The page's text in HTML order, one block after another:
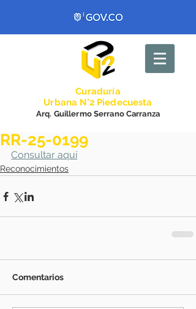
Curaduría
Urbana N°2 Piedecuesta
Arq. Guillermo Serrano Carranza
RR-25-0199
Consultar aquí
Reconocimientos
Comentarios